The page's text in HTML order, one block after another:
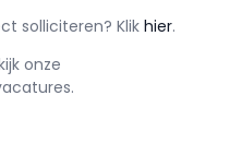
solliciteren? Klik hier.
onze